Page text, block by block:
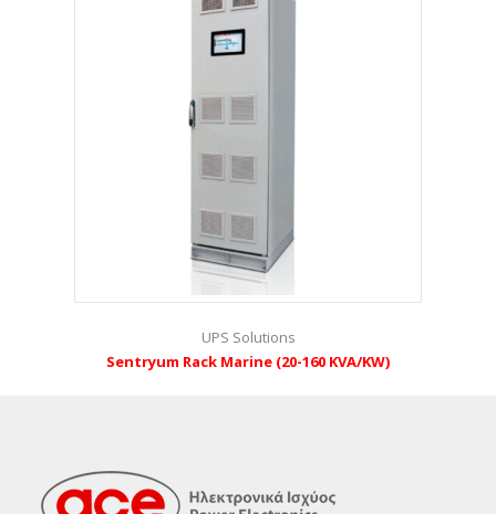
UPS Solutions
Sentryum Rack Marine (20-160 KVA/KW)